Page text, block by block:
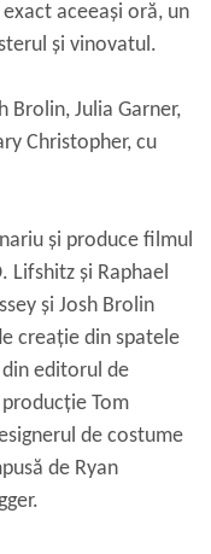
aceeași oră, un
și vinovatul.
Brolin, Julia Garner,
Christopher, cu
și produce filmul
Lifshitz și Raphael
și Josh Brolin
creație din spatele
editorul de
Tom
de costume
de Ryan